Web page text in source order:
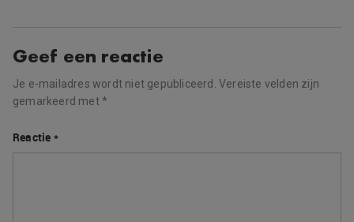
Geef een reactie
Je e-mailadres wordt niet gepubliceerd. Vereiste velden zijn
gemarkeerd met*
Reactie *